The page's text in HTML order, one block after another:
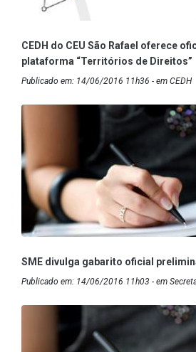
CEDH do CEU São Rafael oferece
plataforma “Territórios de Direitos”
Publicado em: 14/06/2016 11h36 - em CEDH
SME divulga gabarito oficial
Publicado em: 14/06/2016 11h03 - em